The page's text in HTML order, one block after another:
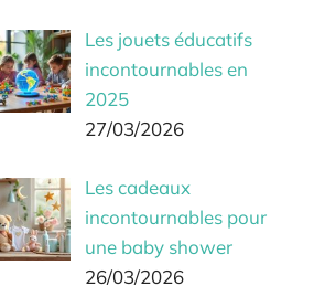
Les jouets éducatifs
incontournables en
2025
27/03/2026
Les cadeaux
incontournables pour
une baby shower
26/03/2026